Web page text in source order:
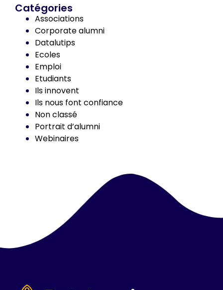
Catégories
Associations
Corporate alumni
Datalutips
Ecoles
Emploi
Etudiants
Ils innovent
Ils nous font confiance
Non classé
Portrait d’alumni
Webinaires